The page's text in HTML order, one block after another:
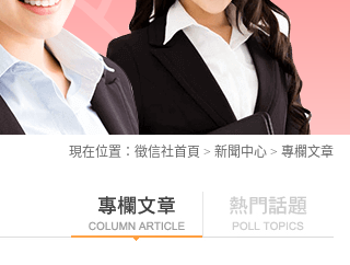
現在位置： 徵信社首頁 > 新聞中心 > 專欄文章